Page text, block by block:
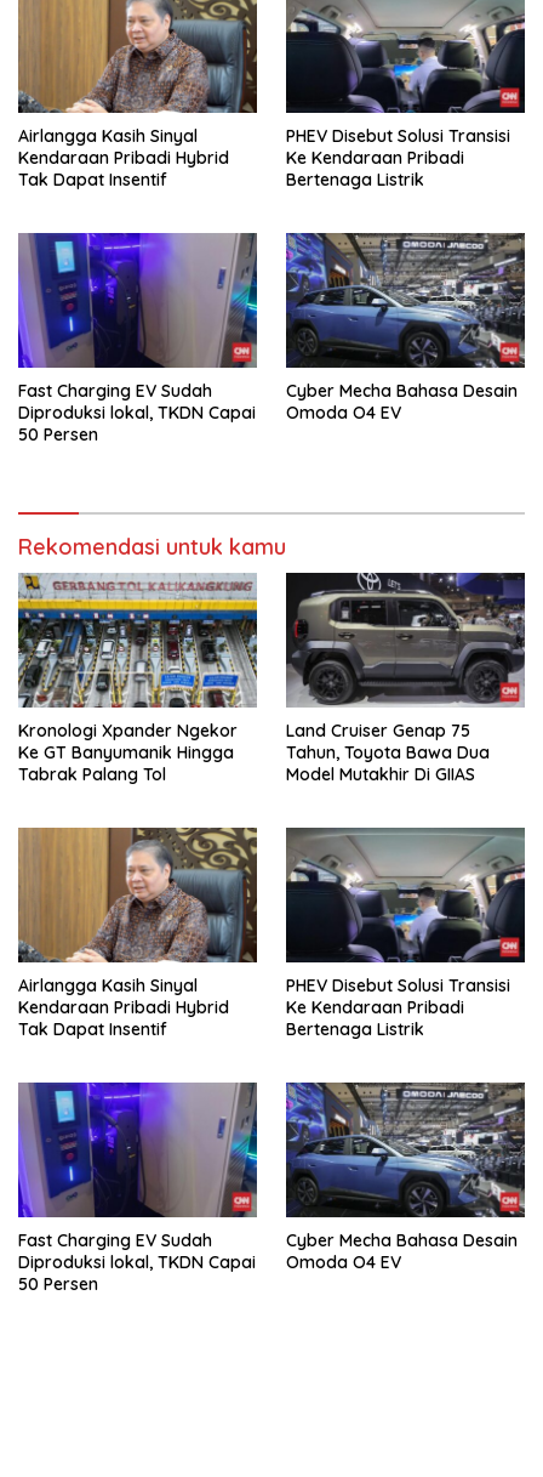
Airlangga Kasih Sinyal
Kendaraan Pribadi Hybrid
Tak Dapat Insentif
PHEV Disebut Solusi Transisi
Ke Kendaraan Pribadi
Bertenaga Listrik
Fast Charging EV Sudah
Diproduksi lokal, TKDN Capai
50 Persen
Cyber Mecha Bahasa Desain
Omoda O4 EV
Rekomendasi untuk kamu
Kronologi Xpander Ngekor
Ke GT Banyumanik Hingga
Tabrak Palang Tol
Land Cruiser Genap 75
Tahun, Toyota Bawa Dua
Model Mutakhir Di GIIAS
Airlangga Kasih Sinyal
Kendaraan Pribadi Hybrid
Tak Dapat Insentif
PHEV Disebut Solusi Transisi
Ke Kendaraan Pribadi
Bertenaga Listrik
Fast Charging EV Sudah
Diproduksi lokal, TKDN Capai
50 Persen
Cyber Mecha Bahasa Desain
Omoda O4 EV